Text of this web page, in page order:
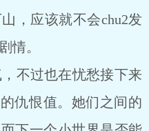
，应该就不会chu2发
情。
过也在忧愁接下来
仇恨值。她们之间的